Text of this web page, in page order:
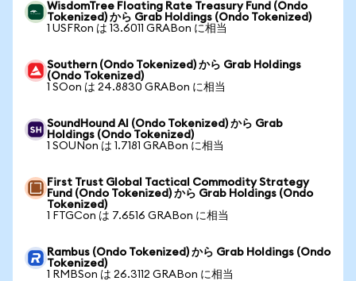
WisdomTree Floating Rate Treasury Fund (Ondo
Tokenized) から Grab Holdings (Ondo Tokenized)
1 USFRon は 13.6011 GRABon に相当
Southern (Ondo Tokenized) から Grab Holdings
(Ondo Tokenized)
1 SOon は 24.8830 GRABon に相当
SoundHound AI (Ondo Tokenized) から Grab
Holdings (Ondo Tokenized)
1 SOUNon は 1.7181 GRABon に相当
First Trust Global Tactical Commodity Strategy
Fund (Ondo Tokenized) から Grab Holdings (Ondo
Tokenized)
1 FTGCon は 7.6516 GRABon に相当
Rambus (Ondo Tokenized) から Grab Holdings (Ondo
Tokenized)
1 RMBSon は 26.3112 GRABon に相当